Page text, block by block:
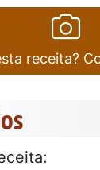
receita?